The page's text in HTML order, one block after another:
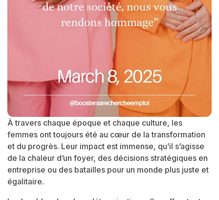
À travers chaque époque et chaque culture, les
femmes ont toujours été au cœur de la transformation
et du progrès. Leur impact est immense, qu’il s’agisse
de la chaleur d’un foyer, des décisions stratégiques en
entreprise ou des batailles pour un monde plus juste et
égalitaire.